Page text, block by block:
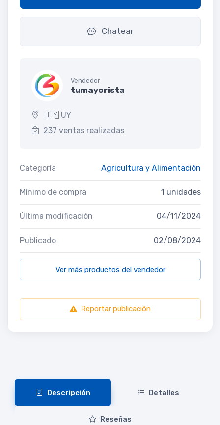
Chatear
Vendedor
tumayorista
🇺🇾 UY
237 ventas realizadas
Categoría Agricultura y Alimentación
Mínimo de compra 1 unidades
Última modificación 04/11/2024
Publicado 02/08/2024
Ver más productos del vendedor
Reportar publicación
Descripción Detalles
Reseñas